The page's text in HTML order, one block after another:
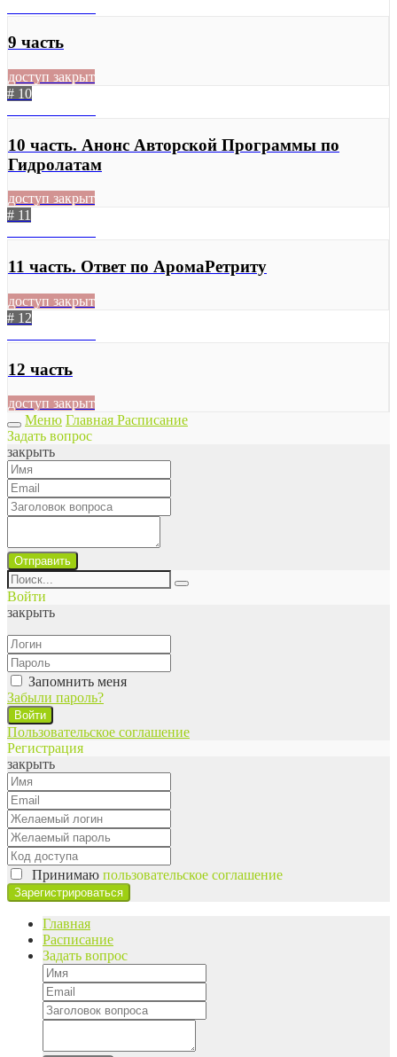
9 часть
доступ закрыт
# 10
10 часть. Анонс Авторской Программы по
Гидролатам
доступ закрыт
# 11
11 часть. Ответ по АромаРетриту
доступ закрыт
# 12
12 часть
доступ закрыт
Меню Главная Расписание
Задать вопрос
закрыть
Отправить
Войти
закрыть
Запомнить меня
Забыли пароль?
Войти
Пользовательское соглашение
Регистрация
закрыть
Принимаю пользовательское соглашение
Главная
Расписание
Задать вопрос